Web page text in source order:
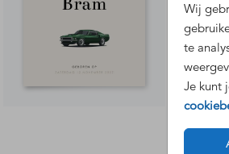
Wij
te
Je kunt